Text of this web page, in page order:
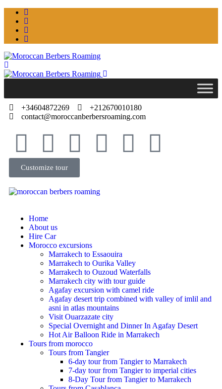
+34604872269
+212670010180
contact@moroccanberbersroaming.com
Customize tour
Home
About us
Hire Car
Morocco excursions
Marrakech to Essaouira
Marrakech to Ourika Valley
Marrakech to Ouzoud Waterfalls
Marrakech city with tour guide
Agafay excursion with camel ride
Agafay desert trip combined with valley of imlil and
asni in atlas mountains
Visit Ouarzazate city
Special Overnight and Dinner In Agafay Desert
Hot Air Balloon Ride in Marrakech
Tours from morocco
Tours from Tangier
6-day tour from Tangier to Marrakech
7-day tour from Tangier to imperial cities
8-Day Tour from Tangier to Marrakech